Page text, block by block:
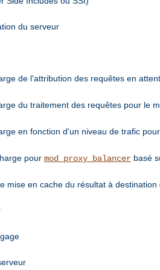
du serveur
de l'attribution des requêtes en
du traitement des requêtes pour le
en fonction d'un niveau de trafic
pour mod_proxy_balancer basé
mise en cache du résultat à